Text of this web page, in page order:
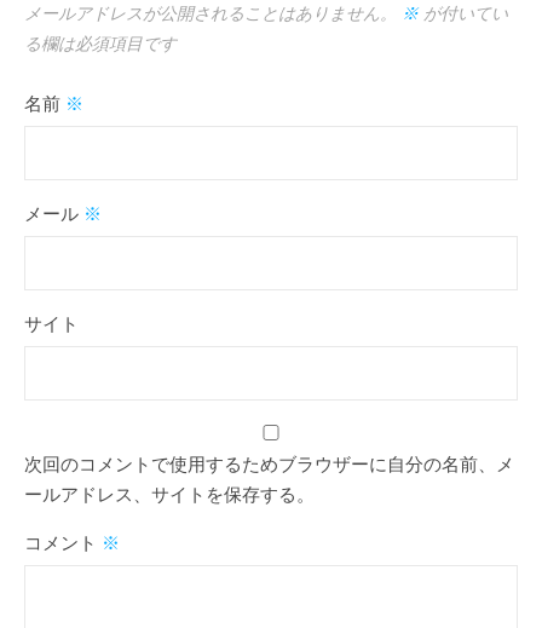
メールアドレスが公開されることはありません。 ※が付いてい
る欄は必須項目です
名前 ※
メール ※
サイト
次回のコメントで使用するためブラウザーに自分の名前、メ
ールアドレス、サイトを保存する。
コメント ※